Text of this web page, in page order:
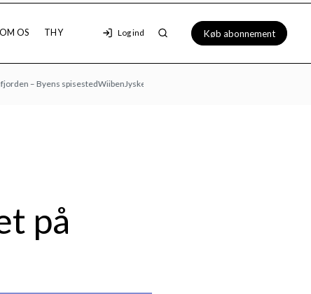
OM OS THY Log ind Køb abonnement
– Byens spisestedWiibenJyske BankLoppemarked hos Morsø Dyrehandel: 9/8 kl.
på